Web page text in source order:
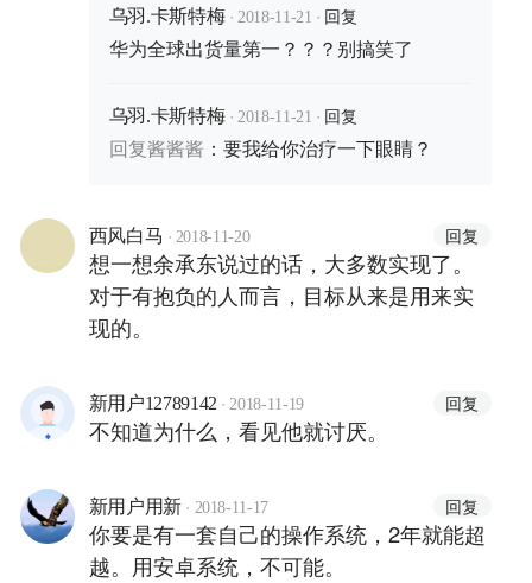
乌羽.卡斯特梅 · 2018-11-21 · 回复
华为全球出货量第一？？？别搞笑了
乌羽.卡斯特梅 · 2018-11-21 · 回复
回复酱酱酱 ： 要我给你治疗一下眼睛？
西风白马 · 2018-11-20 回复
想一想余承东说过的话，大多数实现了。
对于有抱负的人而言，目标从来是用来实
现的。
新用户12789142 · 2018-11-19 回复
不知道为什么，看见他就讨厌。
新用户用新 · 2018-11-17 回复
你要是有一套自己的操作系统，2年就能超
越。用安卓系统，不可能。